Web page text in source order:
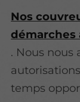
Nos
démarches
. Nous nous
temps